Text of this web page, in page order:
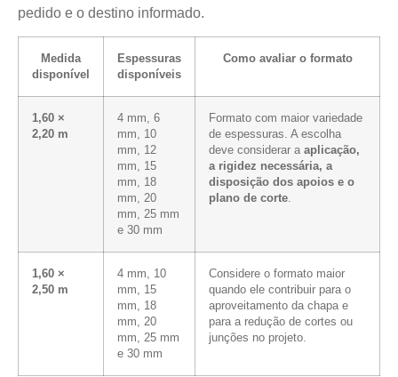
pedido e o destino informado.
Medida
disponível
Espessuras
disponíveis
Como avaliar o formato
1,60 ×
2,20 m
4 mm, 6
mm, 10
mm, 12
mm, 15
mm, 18
mm, 20
mm, 25 mm
e 30 mm
Formato com maior variedade
de espessuras. A escolha
deve considerar a aplicação,
a rigidez necessária, a
disposição dos apoios e o
plano de corte.
1,60 ×
2,50 m
4 mm, 10
mm, 15
mm, 18
mm, 20
mm, 25 mm
e 30 mm
Considere o formato maior
quando ele contribuir para o
aproveitamento da chapa e
para a redução de cortes ou
junções no projeto.